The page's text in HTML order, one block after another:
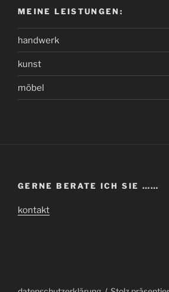
MEINE LEISTUNGEN:
handwerk
kunst
möbel
GERNE BERATE ICH SIE ……
kontakt